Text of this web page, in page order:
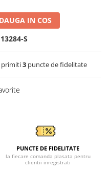
IN COS
S
primiti3 puncte de fidelitate
PUNCTE DE FIDELITATE
la fiecare comanda plasata pentru
clientii inregistrati